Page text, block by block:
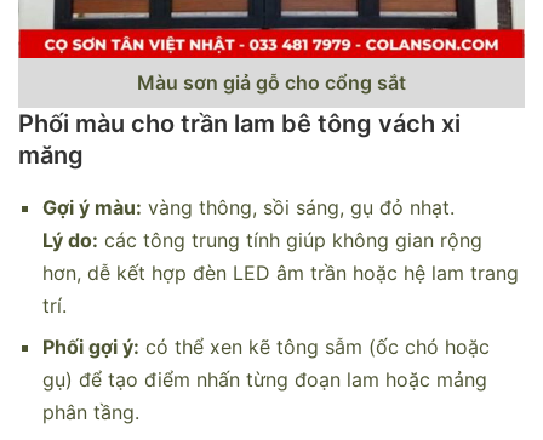
Màu sơn giả gỗ cho cổng sắt
Phối màu cho trần lam bê tông vách xi
măng
Gợi ý màu: vàng thông, sồi sáng, gụ đỏ nhạt.
Lý do: các tông trung tính giúp không gian rộng
hơn, dễ kết hợp đèn LED âm trần hoặc hệ lam trang
trí.
Phối gợi ý: có thể xen kẽ tông sẫm (ốc chó hoặc
gụ) để tạo điểm nhấn từng đoạn lam hoặc mảng
phân tầng.